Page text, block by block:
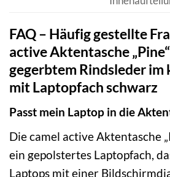
FAQ – Häufig gestellte
active Aktentasche
gegerbtem Rindsleder im
mit Laptopfach schwarz
Passt mein Laptop in die
Die camel active Aktentasche
ein gepolstertes Laptopfach,
Laptops mit einer